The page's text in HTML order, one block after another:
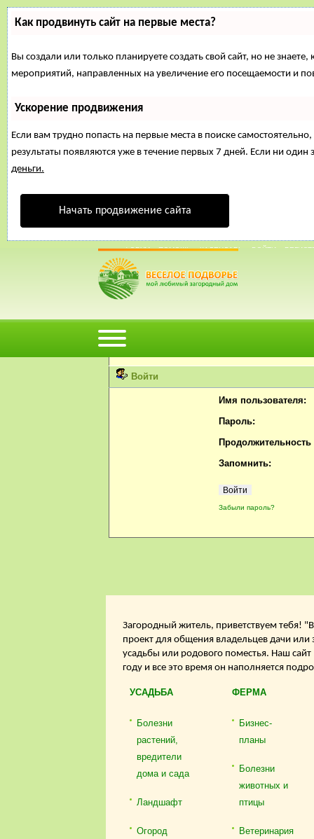
Как продвинуть сайт на первые места?
Вы создали или только планируете создать свой сайт, но не
мероприятий, направленных на увеличение его посещаемости и
Ускорение продвижения
Если вам трудно попасть на первые места в поиске
результаты появляются уже в течение первых 7 дней. Если ни один
деньги.
Начать продвижение сайта
29 Март, 2015, 16:51:01
ФОРУМ ПОМОЩЬ КАЛЕНДАРЬ ВОЙТИ
Внимание!
Вы не можете просматривать профили
Пожалуйста, войдите или
Войти
Имя пользователя:
Пароль:
Продолжительность
Запомнить:
Забыли пароль?
Загородный житель, приветствуем тебя!
проект для общения владельцев дачи или
усадьбы или родового поместья. Наш
году и все это время он наполняется
УСАДЬБА
Болезни
растений,
вредители
дома и сада
Ландшафт
Огород
ФЕРМА
Бизнес-
планы
Болезни
животных и
птицы
Ветеринария